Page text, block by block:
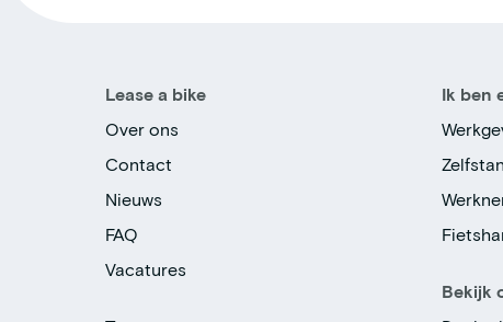
Lease a bike
Over ons
Contact
Nieuws
FAQ
Vacatures
Ik ben
Bekijk